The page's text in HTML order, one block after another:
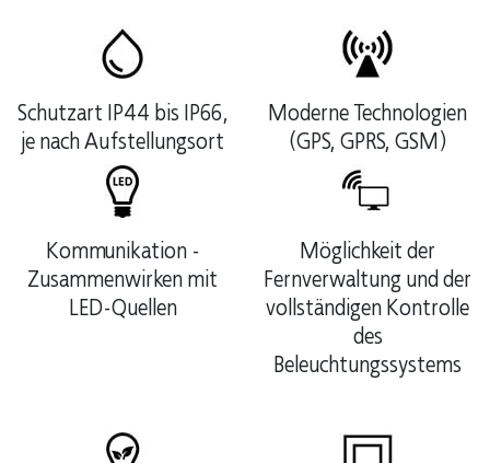
Schutzart IP44 bis IP66,
je nach Aufstellungsort
Moderne Technologien
(GPS, GPRS, GSM)
Kommunikation -
Zusammenwirken mit
LED-Quellen
Möglichkeit der
Fernverwaltung und der
vollständigen Kontrolle
des
Beleuchtungssystems